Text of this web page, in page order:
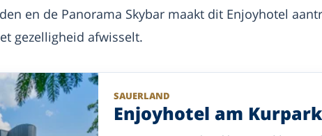
en de Panorama Skybar maakt dit Enjoyhotel
gezelligheid afwisselt.
SAUERLAND
Enjoyhotel am